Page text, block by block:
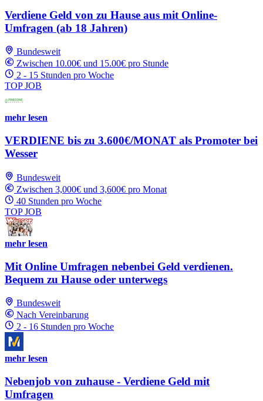
Verdiene Geld von zu Hause aus mit Online-
Umfragen (ab 18 Jahren)
Bundesweit
Zwischen 10.00€ und 15.00€ pro Stunde
2 - 15 Stunden pro Woche
TOP JOB
mehr lesen
VERDIENE bis zu 3.600€/MONAT als Promoter bei
Wesser
Bundesweit
Zwischen 3,000€ und 3,600€ pro Monat
40 Stunden pro Woche
TOP JOB
mehr lesen
Mit Online Umfragen nebenbei Geld verdienen.
Bequem zu Hause oder unterwegs
Bundesweit
Nach Vereinbarung
2 - 16 Stunden pro Woche
mehr lesen
Nebenjob von zuhause - Verdiene Geld mit
Umfragen